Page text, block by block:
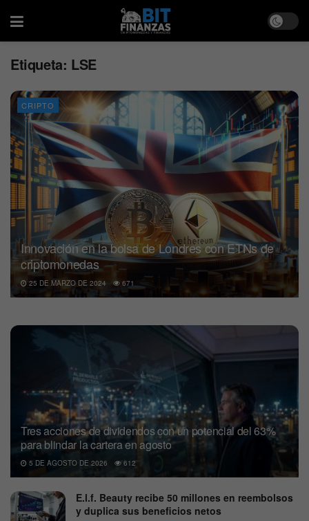
Etiqueta: LSE
CRIPTO
Innovación en la bolsa de Londres con ETNs de
criptomonedas
25 DE MARZO DE 2024 671
Tres acciones de dividendos con un potencial del 63%
para blindar la cartera en agosto
5 DE AGOSTO DE 2026 612
E.l.f. Beauty recibe 50 millones en reembolsos
y duplica sus beneficios netos